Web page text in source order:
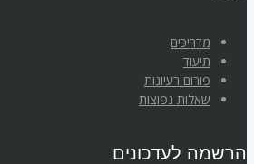
מדריכים
תיעוד
פורום רעיונות
שאלות נפוצות
הרשמה לעדכונים